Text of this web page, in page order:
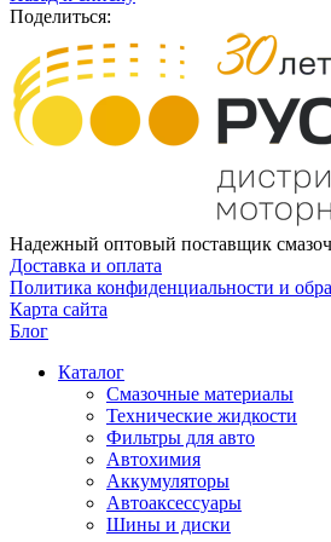
Поделиться:
Надежный оптовый поставщик
Доставка и оплата
Политика конфиденциальности и
Карта сайта
Блог
Каталог
Смазочные материалы
Технические жидкости
Фильтры для авто
Автохимия
Аккумуляторы
Автоаксессуары
Шины и диски